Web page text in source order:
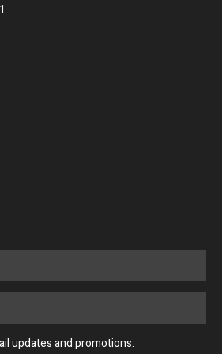
updates and promotions.